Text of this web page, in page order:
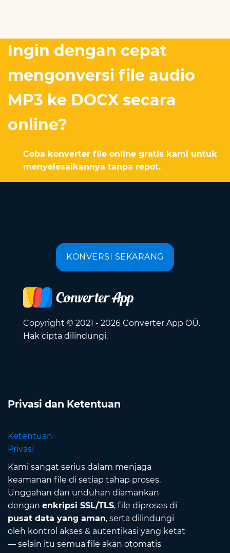
Ingin dengan cepat
mengonversi file audio
MP3 ke DOCX secara
online?
Coba konverter file online gratis kami untuk
menyelesaikannya tanpa repot.
KONVERSI SEKARANG
Copyright © 2021 - 2026 Converter App OÜ.
Hak cipta dilindungi.
Privasi dan Ketentuan
Ketentuan
Privasi
Kami sangat serius dalam menjaga
keamanan file di setiap tahap proses.
Unggahan dan unduhan diamankan
dengan enkripsi SSL/TLS, file diproses di
pusat data yang aman, serta dilindungi
oleh kontrol akses & autentikasi yang ketat
— selain itu semua file akan otomatis